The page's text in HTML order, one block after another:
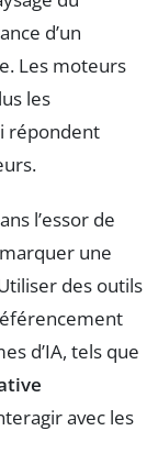
d’un
Les moteurs
les
répondent
l’essor de
une
des outils
d’IA, tels que
avec les